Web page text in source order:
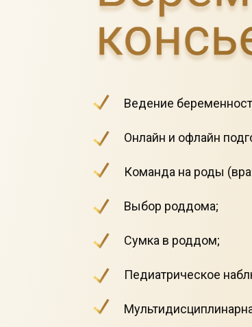
Ведение
Онлайн и офлайн
Команда на роды
Выбор роддома;
Сумка в роддом;
Педиатрическое